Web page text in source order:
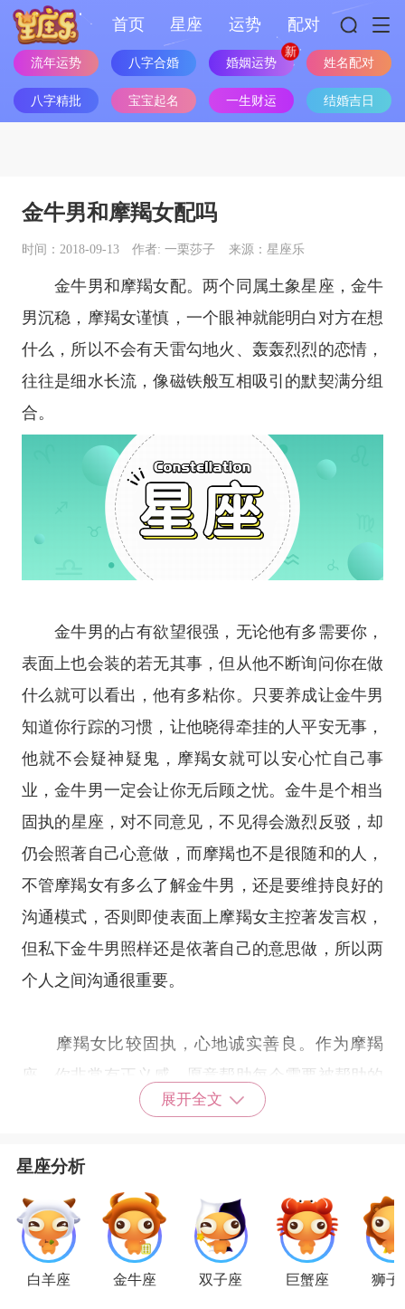
首页 星座 运势 配对
流年运势 八字合婚 婚姻运势 姓名配对
八字精批 宝宝起名 一生财运 结婚吉日
金牛男和摩羯女配吗
时间：2018-09-13 作者: 一栗莎子 来源：星座乐
金牛男和摩羯女配。两个同属土象星座 ，金牛
男沉稳，摩羯女谨慎，一个眼神就能明白对方在想
什么，所以不会有天雷勾地火、轰轰烈烈的恋情，
往往是细水长流，像磁铁般互相吸引的默契满分组
合。
金牛男的占有欲望很强，无论他有多需要你，
表面上也会装的若无其事，但从他不断询问你在做
什么就可以看出，他有多粘你。只要养成让金牛男
知道你行踪的习惯，让他晓得牵挂的人平安无事，
他就不会疑神疑鬼，摩羯女就可以安心忙自己事
业，金牛男一定会让你无后顾之忧。金牛是个相当
固执的星座 ，对不同意见，不见得会激烈反驳，却
仍会照著自己心意做，而摩羯也不是很随和的人，
不管摩羯女有多么了解金牛男，还是要维持良好的
沟通模式，否则即使表面上摩羯女主控著发言权，
但私下金牛男照样还是依著自己的意思做，所以两
个人之间沟通很重要。
摩羯女比较固执，心地诚实善良。作为摩羯
座
，你非常有正义感，愿意帮助每个需要被帮助的
人。不善于控制自己的情感，从脸上就可以看出喜
力，表达情感方式有时会倾向男性多些，会对喜欢
的人主动出击。
开始前，你们会有一段互相摸索的时间，当大
展开全文
星座分析
白羊座 金牛座 双子座 巨蟹座 狮子